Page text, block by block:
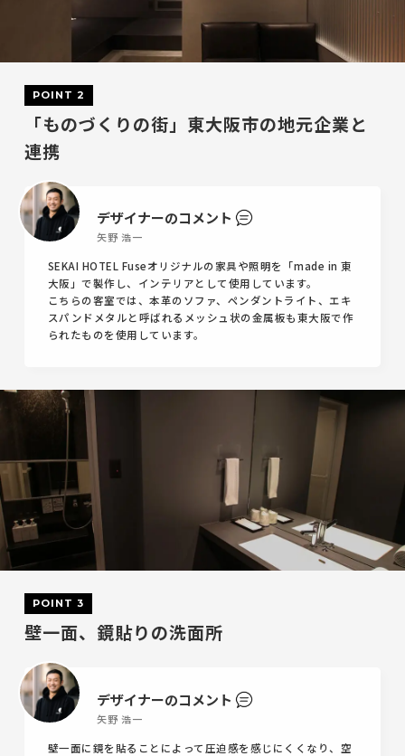
POINT 2
「ものづくりの街」東大阪市の地元企業と
連携
デザイナーのコメント
矢野 浩一
SEKAI HOTEL Fuseオリジナルの家具や照明を「made in 東
大阪」で製作し、インテリアとして使用しています。
こちらの客室では、本革のソファ、ペンダントライト、エキ
スパンドメタルと呼ばれるメッシュ状の金属板も東大阪で作
られたものを使用しています。
POINT 3
壁一面、鏡貼りの洗面所
デザイナーのコメント
矢野 浩一
壁一面に鏡を貼ることによって圧迫感を感じにくくなり、空